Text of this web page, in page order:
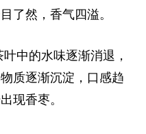
了然，香气四溢。
中的水味逐渐消退，
质逐渐沉淀，口感趋
现香枣。